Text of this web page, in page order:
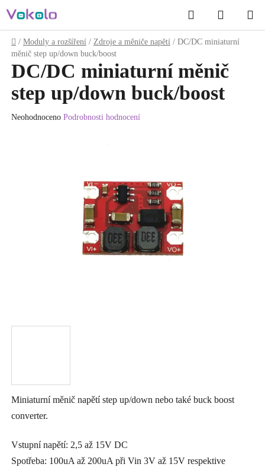
na
obsah
Hledat
KOŠÍK
Domů
/ Moduly a rozšíření / Zdroje a měniče napětí / DC/DC miniaturní
měnič step up/down buck/boost
Miniaturní měnič napětí step up/down nebo také buck boost
converter.
Vstupní napětí: 2,5 až 15V DC
Spotřeba: 100uA až 200uA při Vin 3V až 15V respektive
DC/DC miniaturní měnič
step up/down buck/boost
Průměrné
Neohodnoceno Podrobnosti hodnocení